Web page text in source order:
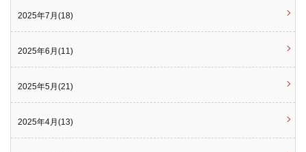
2025年7月(18)
2025年6月(11)
2025年5月(21)
2025年4月(13)